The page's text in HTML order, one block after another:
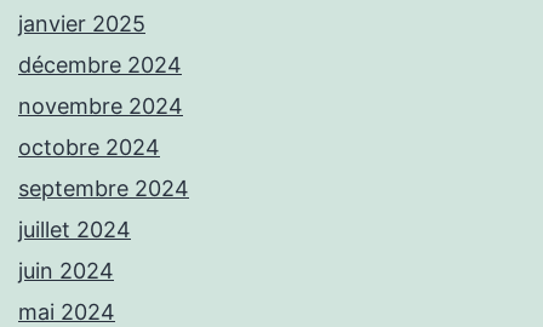
janvier 2025
décembre 2024
novembre 2024
octobre 2024
septembre 2024
juillet 2024
juin 2024
mai 2024